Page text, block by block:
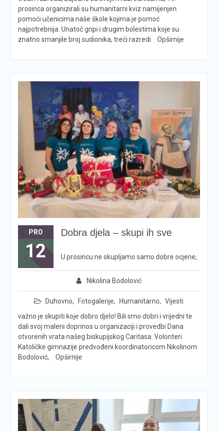
prosinca organizirali su humanitarni kviz namijenjen
pomoći učenicima naše škole kojima je pomoć
najpotrebnija. Unatoč gripi i drugim bolestima koje su
znatno smanjile broj sudionika, treći razredi
Opširnije
PRO
12
Dobra djela – skupi ih sve
Nikolina Bodolović
Duhovno, Fotogalerije, Humanitarno, Vijesti
U prosincu ne skupljamo samo dobre ocjene,
važno je skupiti koje dobro djelo! Bili smo dobri i vrijedni te
dali svoj maleni doprinos u organizaciji i provedbi Dana
otvorenih vrata našeg biskupijskog Caritasa. Volonteri
Katoličke gimnazije predvođeni koordinatoricom Nikolinom
Bodolović,
Opširnije